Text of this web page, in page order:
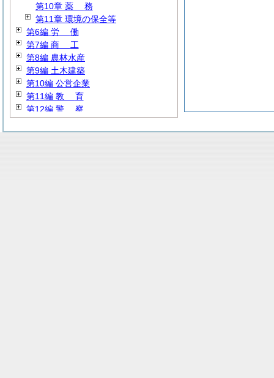
第10章 薬 務
第11章 環境の保全等
第6編 労 働
第7編 商 工
第8編 農林水産
第9編 土木建築
第10編 公営企業
第11編 教 育
第12編 警 察